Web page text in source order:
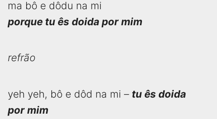
ma bô e dôdu na mi
porque tu ês doida por mim
refrão
yeh yeh, bô e dôd na mi – tu ês doida
por mim